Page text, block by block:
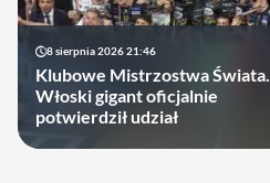
8 sierpnia 2026 21:46
Klubowe Mistrzostwa Świata.
Włoski gigant oficjalnie
potwierdził udział